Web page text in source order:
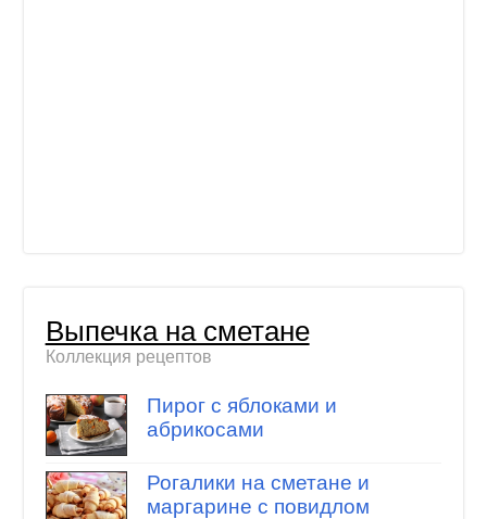
Выпечка на сметане
Коллекция рецептов
Пирог с яблоками и
абрикосами
Рогалики на сметане и
маргарине с повидлом